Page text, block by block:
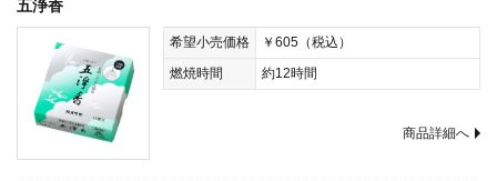
五浄香
希望小売価格
￥605（税込）
燃焼時間
約12時間
商品詳細へ